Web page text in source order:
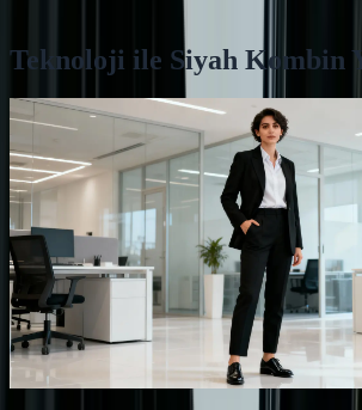
Teknoloji ile Siyah Kombin